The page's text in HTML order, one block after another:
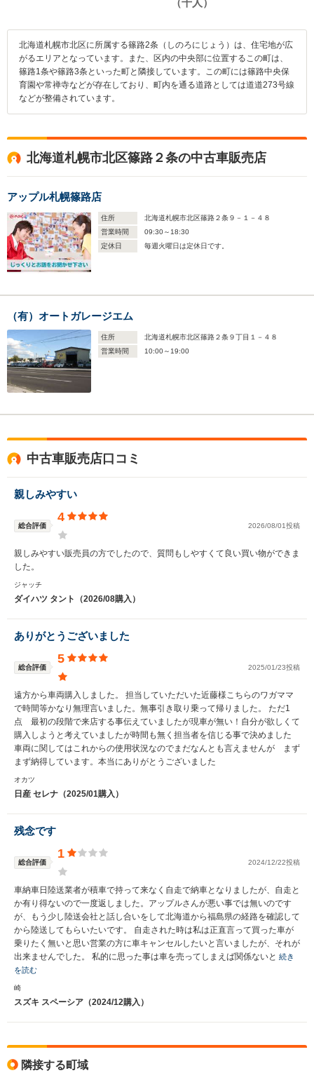
北海道札幌市北区に所属する篠路2条（しのろにじょう）は、住宅地が広
がるエリアとなっています。また、区内の中央部に位置するこの町は、
篠路1条や篠路3条といった町と隣接しています。この町には篠路中央保
育園や常禅寺などが存在しており、町内を通る道路としては道道273号線
などが整備されています。
北海道札幌市北区篠路２条の中古車販売店
アップル札幌篠路店
住所
北海道札幌市北区篠路２条９－１－４８
営業時間
09:30～18:30
定休日
毎週火曜日は定休日です。
（有）オートガレージエム
住所
北海道札幌市北区篠路２条９丁目１－４８
営業時間
10:00～19:00
中古車販売店口コミ
親しみやすい
総合評価
4
2026/08/01投稿
親しみやすい販売員の方でしたので、質問もしやすくて良い買い物ができま
した。
ジャッチ
ダイハツ タント（2026/08購入）
ありがとうございました
総合評価
5
2025/01/23投稿
遠方から車両購入しました。 担当していただいた近藤様こちらのワガママ
で時間等かなり無理言いました。無事引き取り乗って帰りました。 ただ1
点 最初の段階で来店する事伝えていましたが現車が無い！自分が欲しくて
購入しようと考えていましたが時間も無く担当者を信じる事で決めました
車両に関してはこれからの使用状況なのでまだなんとも言えませんが まず
まず納得しています。本当にありがとうございました
オカツ
日産 セレナ（2025/01購入）
残念です
総合評価
1
2024/12/22投稿
車納車日陸送業者が積車で持って来なく自走で納車となりましたが、自走と
か有り得ないので一度返しました。アップルさんが悪い事では無いのです
が、もう少し陸送会社と話し合いをして北海道から福島県の経路を確認して
から陸送してもらいたいです。 自走された時は私は正直言って買った車が
乗りたく無いと思い営業の方に車キャンセルしたいと言いましたが、それが
出来ませんでした。 私的に思った事は車を売ってしまえば関係ないと 続き
を読む
崎
スズキ スペーシア（2024/12購入）
隣接する町域